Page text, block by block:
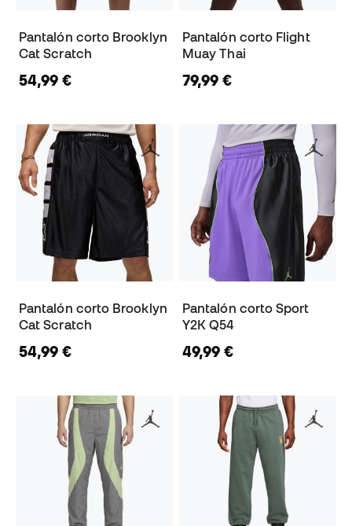
Pantalón corto Brooklyn
Cat Scratch
54,99 €
Pantalón corto Flight
Muay Thai
79,99 €
Pantalón corto Brooklyn
Cat Scratch
54,99 €
Pantalón corto Sport
Y2K Q54
49,99 €